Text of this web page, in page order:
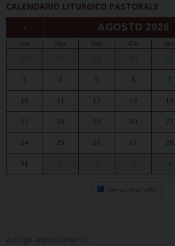
CALENDARIO LITURGICO PASTORALE
‹ AGOSTO 2026
Lun Mar Mer Gio Ven
3 4 5 6 7
10 11 12 13 14
17 18 19 20 21
24 25 26 27 28
31
Agenda degli uffici
tutti gli appuntamenti...